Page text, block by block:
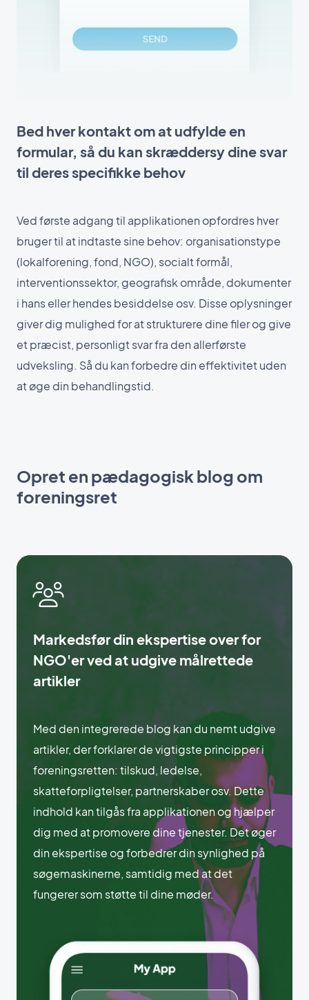
Bed hver kontakt om at udfylde en
formular, så du kan skræddersy dine svar
til deres specifikke behov
Ved første adgang til applikationen opfordres hver
bruger til at indtaste sine behov: organisationstype
(lokalforening, fond, NGO), socialt formål,
interventionssektor, geografisk område, dokumenter
i hans eller hendes besiddelse osv. Disse oplysninger
giver dig mulighed for at strukturere dine filer og give
et præcist, personligt svar fra den allerførste
udveksling. Så du kan forbedre din effektivitet uden
at øge din behandlingstid.
Opret en pædagogisk blog om
foreningsret
Markedsfør din ekspertise over for
NGO'er ved at udgive målrettede
artikler
Med den integrerede blog kan du nemt udgive
artikler, der forklarer de vigtigste principper i
foreningsretten: tilskud, ledelse,
skatteforpligtelser, partnerskaber osv. Dette
indhold kan tilgås fra applikationen og hjælper
dig med at promovere dine tjenester. Det øger
din ekspertise og forbedrer din synlighed på
søgemaskinerne, samtidig med at det
fungerer som støtte til dine møder.